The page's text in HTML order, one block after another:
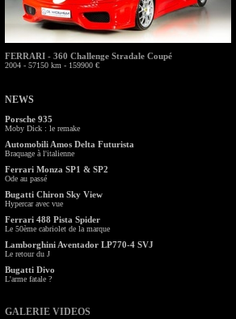
FERRARI - 360 Challenge Stradale Coupé
2004 - 57150 km - 159900 €
NEWS
Porsche 935
Moby Dick : le remake
Automobili Amos Delta Futurista
Braquage à l'italienne
Ferrari Monza SP1 & SP2
Ode au passé
Bugatti Chiron Sky View
Hypercar avec vue
Ferrari 488 Pista Spider
Le 50ème cabriolet de la marque
Lamborghini Aventador LP770-4 SVJ
Le retour du J
Bugatti Divo
L'arme fatale ?
GALERIE VIDEOS